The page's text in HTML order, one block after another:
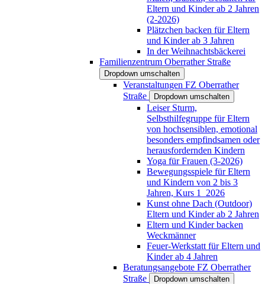
Eltern und Kinder ab 2 Jahren
(2-2026)
Plätzchen backen für Eltern
und Kinder ab 3 Jahren
In der Weihnachtsbäckerei
Familienzentrum Oberrather Straße
Dropdown umschalten
Veranstaltungen FZ Oberrather
Straße
Dropdown umschalten
Leiser Sturm,
Selbsthilfegruppe für Eltern
von hochsensiblen, emotional
besonders empfindsamen oder
herausfordernden Kindern
Yoga für Frauen (3-2026)
Bewegungsspiele für Eltern
und Kindern von 2 bis 3
Jahren, Kurs 1_2026
Kunst ohne Dach (Outdoor)
Eltern und Kinder ab 2 Jahren
Eltern und Kinder backen
Weckmänner
Feuer-Werkstatt für Eltern und
Kinder ab 4 Jahren
Beratungsangebote FZ Oberrather
Straße
Dropdown umschalten